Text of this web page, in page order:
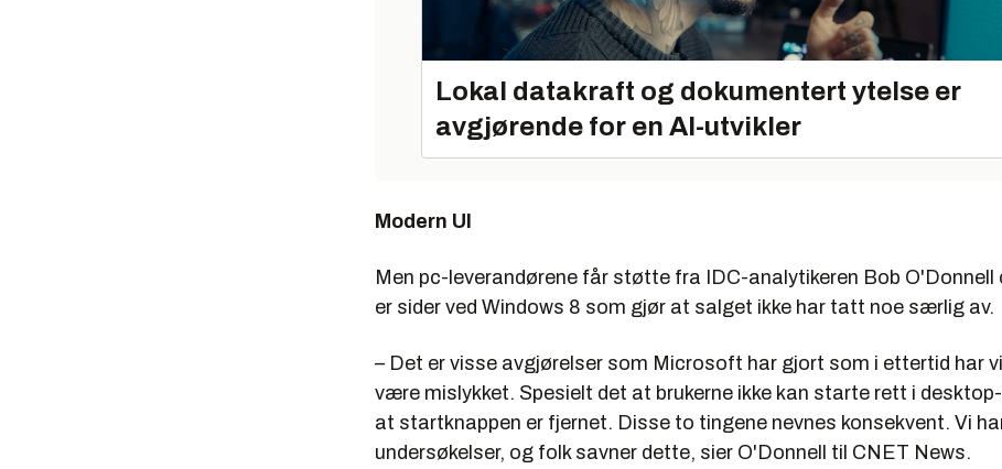
Lokal datakraft og dokumentert ytelse er
avgjørende for en AI-utvikler
Modern UI
Men pc-leverandørene får støtte fra IDC-analytikeren Bob O'Donnell
er sider ved Windows 8 som gjør at salget ikke har tatt noe særlig av.
– Det er visse avgjørelser som Microsoft har gjort som i ettertid har
være mislykket. Spesielt det at brukerne ikke kan starte rett i
at startknappen er fjernet. Disse to tingene nevnes konsekvent. Vi
undersøkelser, og folk savner dette, sier O'Donnell til CNET News.